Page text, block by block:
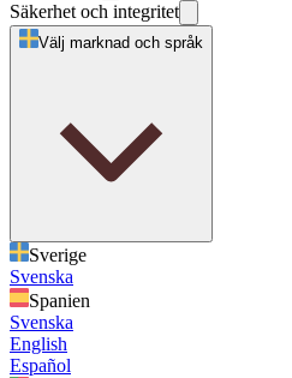
Säkerhet och integritet
Välj marknad och språk
Sverige
Svenska
Spanien
Svenska
English
Español